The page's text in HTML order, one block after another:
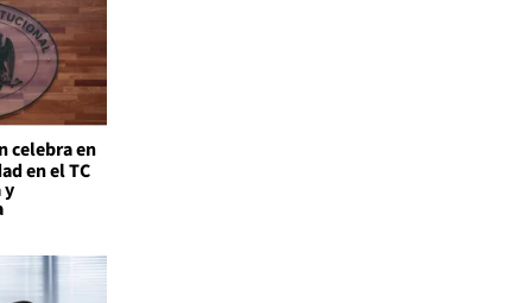
celebra en
en el TC
y